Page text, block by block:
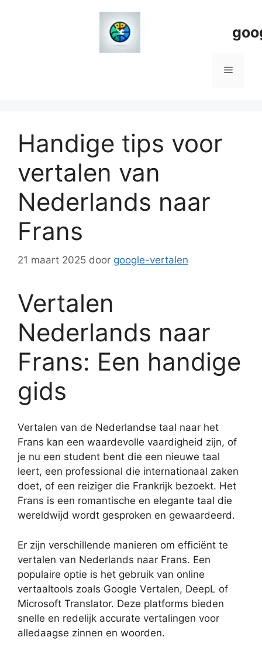
Menu
Handige tips voor
vertalen van
Nederlands naar
Frans
21 maart 2025 door google-vertalen
Vertalen
Nederlands naar
Frans: Een handige
gids
Vertalen van de Nederlandse taal naar het
Frans kan een waardevolle vaardigheid zijn, of
je nu een student bent die een nieuwe taal
leert, een professional die internationaal zaken
doet, of een reiziger die Frankrijk bezoekt. Het
Frans is een romantische en elegante taal die
wereldwijd wordt gesproken en gewaardeerd.
Er zijn verschillende manieren om efficiënt te
vertalen van Nederlands naar Frans. Een
populaire optie is het gebruik van online
vertaaltools zoals Google Vertalen, DeepL of
Microsoft Translator. Deze platforms bieden
snelle en redelijk accurate vertalingen voor
alledaagse zinnen en woorden.